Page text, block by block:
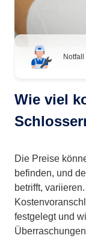
Wie viel
Die Preise
befinden, und
betrifft,
festgelegt und